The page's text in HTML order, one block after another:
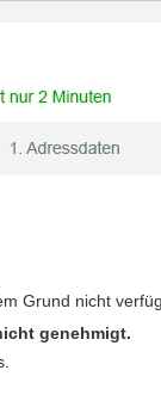
Grund nicht
genehmigt.